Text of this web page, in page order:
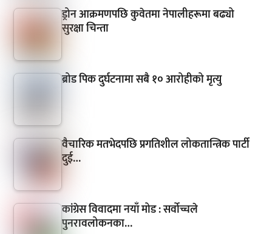
ड्रोन आक्रमणपछि कुवेतमा नेपालीहरूमा बढ्यो
सुरक्षा चिन्ता
ब्रोड पिक दुर्घटनामा सबै १० आरोहीको मृत्यु
वैचारिक मतभेदपछि प्रगतिशील लोकतान्त्रिक पार्टी
दुई…
कांग्रेस विवादमा नयाँ मोड : सर्वोच्चले
पुनरावलोकनका…